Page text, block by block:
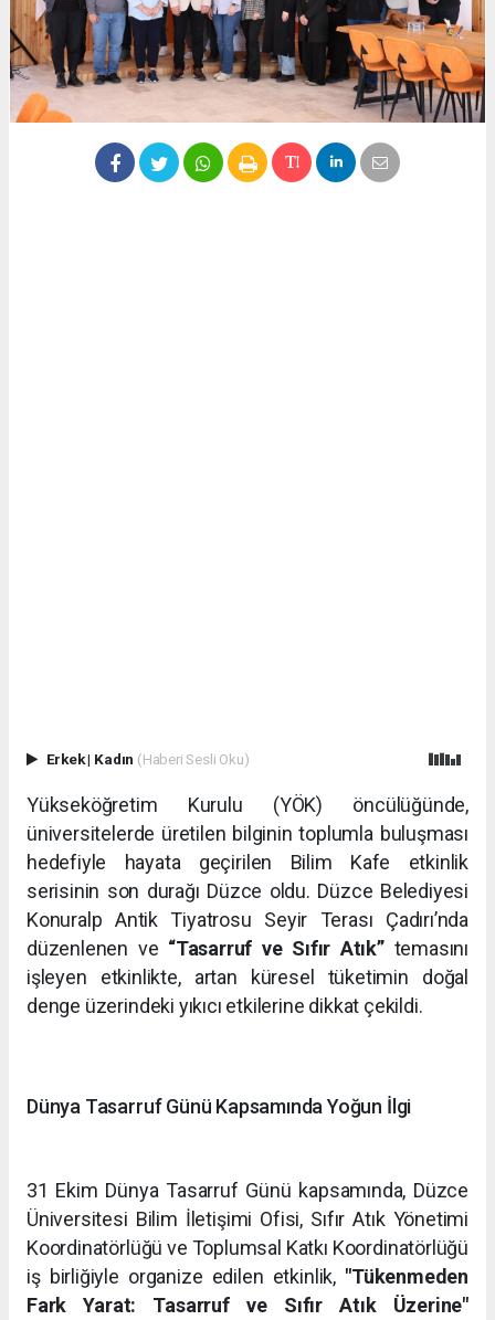
Erkek| Kadın (Haberi Sesli Oku)
Yükseköğretim Kurulu (YÖK) öncülüğünde,
üniversitelerde üretilen bilginin toplumla buluşması
hedefiyle hayata geçirilen Bilim Kafe etkinlik
serisinin son durağı Düzce oldu. Düzce Belediyesi
Konuralp Antik Tiyatrosu Seyir Terası Çadırı’nda
düzenlenen ve “Tasarruf ve Sıfır Atık”temasını
işleyen etkinlikte, artan küresel tüketimin doğal
denge üzerindeki yıkıcı etkilerine dikkat çekildi.
Dünya Tasarruf Günü Kapsamında Yoğun İlgi
31 Ekim Dünya Tasarruf Günü kapsamında, Düzce
Üniversitesi Bilim İletişimi Ofisi, Sıfır Atık Yönetimi
Koordinatörlüğü ve Toplumsal Katkı Koordinatörlüğü
iş birliğiyle organize edilen etkinlik, "Tükenmeden
Fark Yarat: Tasarruf ve Sıfır Atık Üzerine"